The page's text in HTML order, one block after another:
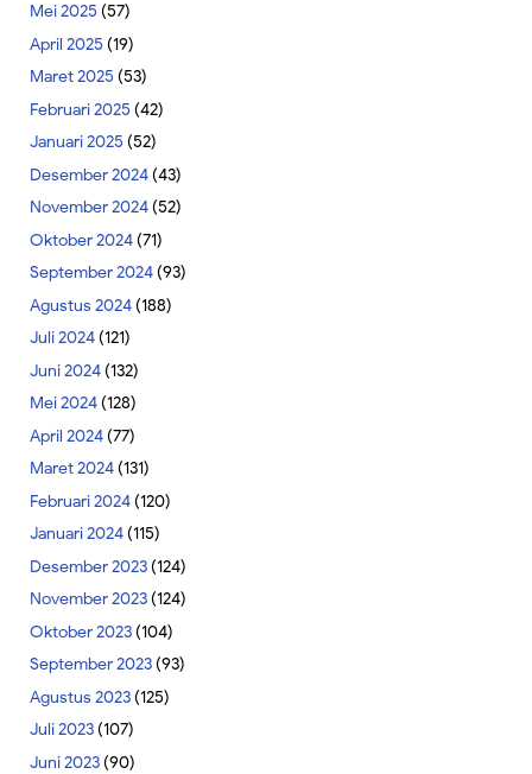
Mei 2025 (57)
April 2025 (19)
Maret 2025 (53)
Februari 2025 (42)
Januari 2025 (52)
Desember 2024(43)
November 2024(52)
Oktober 2024(71)
September 2024(93)
Agustus 2024(188)
Juli 2024(121)
Juni 2024(132)
Mei 2024(128)
April 2024(77)
Maret 2024(131)
Februari 2024(120)
Januari 2024(115)
Desember 2023(124)
November 2023(124)
Oktober 2023(104)
September 2023(93)
Agustus 2023(125)
Juli 2023(107)
Juni 2023(90)